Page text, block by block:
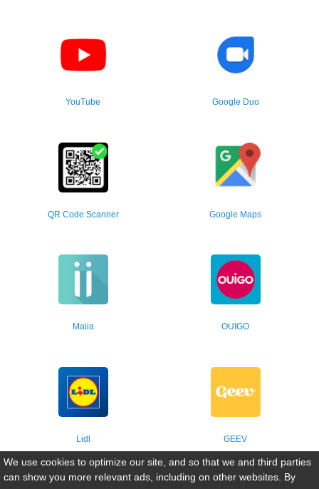
We use cookies to optimize our site, and so that we and third parties
can show you more relevant ads, including on other websites. By
YouTube Google Duo
QR Code Scanner Google Maps
Maiia OUIGO
Lidl GEEV
Copyright © 2026 AppsinFrance. All rights reserved.